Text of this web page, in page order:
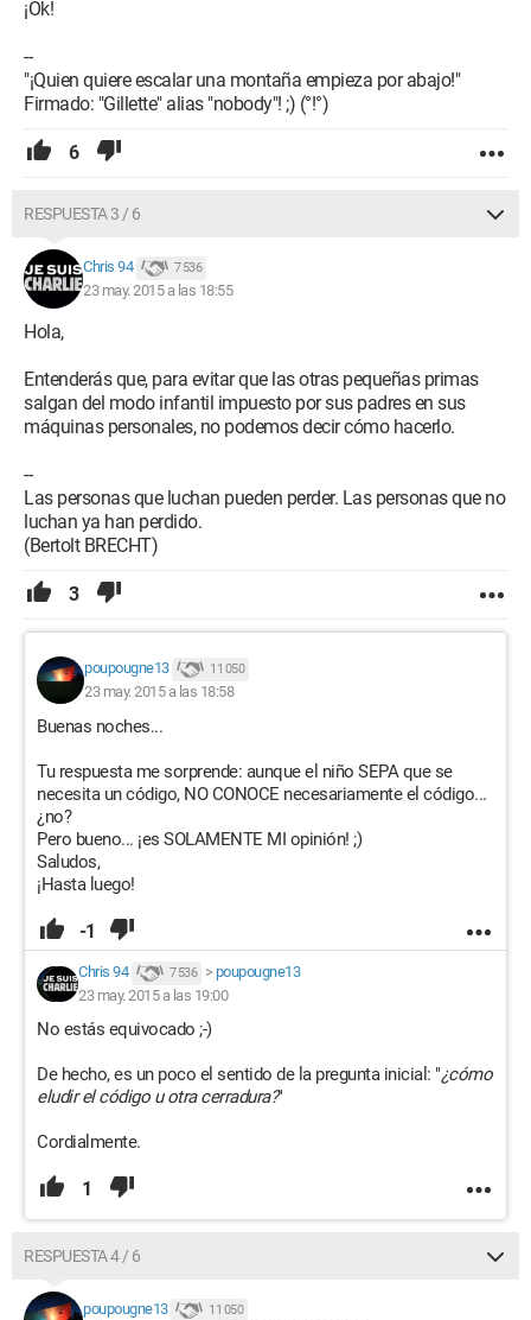
¡Ok!
--
"¡Quien quiere escalar una montaña empieza por abajo!"
Firmado: "Gillette" alias "nobody"! ;) (°!°)
6
RESPUESTA 3 / 6
Chris 94 7 536
23 may. 2015 a las 18:55
Hola,
Entenderás que, para evitar que las otras pequeñas primas
salgan del modo infantil impuesto por sus padres en sus
máquinas personales, no podemos decir cómo hacerlo.
--
Las personas que luchan pueden perder. Las personas que no
luchan ya han perdido.
(Bertolt BRECHT)
3
poupougne13 11 050
23 may. 2015 a las 18:58
Buenas noches...
Tu respuesta me sorprende: aunque el niño SEPA que se
necesita un código, NO CONOCE necesariamente el código...
¿no?
Pero bueno... ¡es SOLAMENTE MI opinión! ;)
Saludos,
¡Hasta luego!
-1
Chris 94 7 536 > poupougne13
23 may. 2015 a las 19:00
No estás equivocado ;-)
De hecho, es un poco el sentido de la pregunta inicial: "¿cómo
eludir el código u otra cerradura?"
Cordialmente.
1
RESPUESTA 4 / 6
poupougne13 11 050